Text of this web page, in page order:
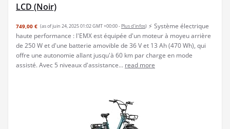
LCD (Noir)
749,00 € (as of juin 24, 2025 01:02 GMT +00:00 - Plus d’infos) ⚡ Système électrique
haute performance : l'EMX est équipée d'un moteur à moyeu arrière
de 250 W et d'une batterie amovible de 36 V et 13 Ah (470 Wh), qui
offre une autonomie allant jusqu'à 60 km par charge en mode
assisté. Avec 5 niveaux d'assistance... read more